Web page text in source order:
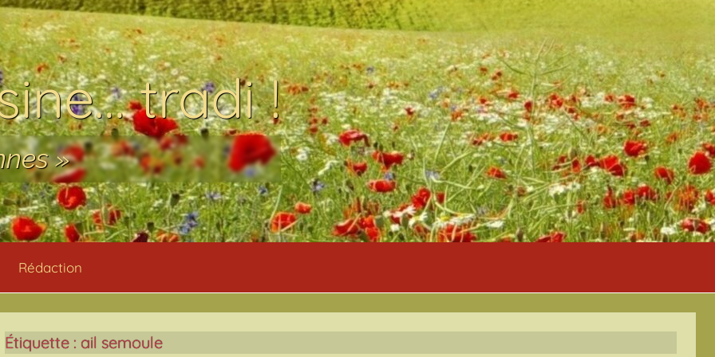
tradi !
»
Rédaction
Étiquette : ail semoule